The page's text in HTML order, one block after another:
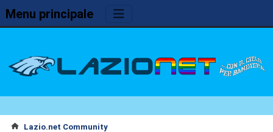
Menu principale
Lazio.net Community